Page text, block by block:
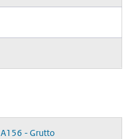
A156 - Grutto